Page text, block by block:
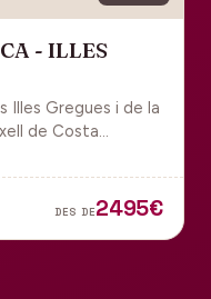
- ILLES
Illes Gregues i de la
de Costa
DES DE2495€